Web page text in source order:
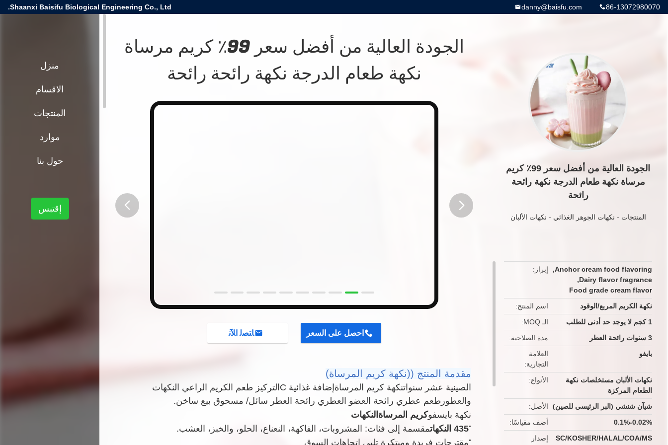
Shaanxi Baisifu Biological Engineering Co., Ltd. 86-13072980070
danny@baisfu.com
الجودة العالية من أفضل سعر 99٪ كريم
مرساة نكهة طعام الدرجة نكهة رائحة
رائحة
المنتجات - نكهات الجوهر الغذائي - نكهات الألبان
إبراز Anchor cream food flavoring
,
Dairy flavor fragrance
,
Food grade cream flavor
اسم المنتج
نكهة الكريم المربع/الوقود
الـ MOQ
1 كجم لا يوجد حد أدنى للطلب
مدة الصلاحية
3 سنوات رائحة العطر
العلامة
التجارية
بايفو
الأنواع
نكهات الألبان مستخلصات نكهة
الطعام المركزة
الأصل
شيآن شنشي (البر الرئيسي للصين)
أضف مقياسًا
0.02%-0.1%
إصدار
SC/KOSHER/HALAL/COA/MS
الجودة العالية من أفضل سعر 99٪ كريم مرساة
نكهة طعام الدرجة نكهة رائحة رائحة
احصل على السعر ﺎﺘﺼﻟ ﺍﻶﻧ
مقدمة المنتج ((نكهة كريم المرساة)
الصينية عشر سنواتنكهة كريم المرساة إضافة غذائية C التركيز طعم الكريم الراعي النكهات
والعطور طعم عطري رائحة العضو العطري رائحة العطر سائل/ مسحوق بيع ساخن.
نكهة بايسفوكريم المرساة النكهات
.435 النكهات
مقسمة إلى فئات: المشروبات، الفاكهة، النعناع، الحلو، والخبز، العشب.
.مقترحات فريدة ومبتكرة تلبي اتجاهات السوق
منزل
الاقسام
المنتجات
موارد
حول بنا
إقتبس